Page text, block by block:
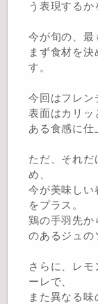
う表現するか
今が旬の、最
まず食材を
す。
今回はフレン
表面はカリッ
ある食感に仕
ただ、それだ
め、
今が美味しい
をプラス。
鶏の手羽先か
のあるジュの
さらに、レモ
ーレで、
また異なる